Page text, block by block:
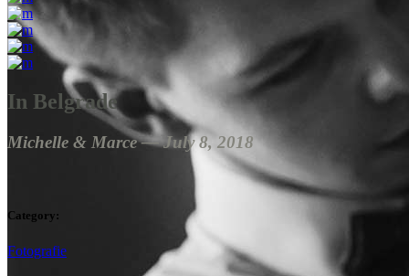
In Belgrade
Michelle & Marce ― July 8, 2018
Category:
Fotografie